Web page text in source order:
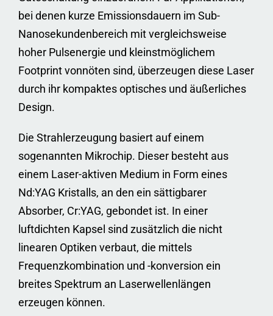
bei denen kurze Emissionsdauern im Sub-
Nanosekundenbereich mit vergleichsweise
hoher Pulsenergie und kleinstmöglichem
Footprint vonnöten sind, überzeugen diese Laser
durch ihr kompaktes optisches und äußerliches
Design.
Die Strahlerzeugung basiert auf einem
sogenannten Mikrochip. Dieser besteht aus
einem Laser-aktiven Medium in Form eines
Nd:YAG Kristalls, an den ein sättigbarer
Absorber, Cr:YAG, gebondet ist. In einer
luftdichten Kapsel sind zusätzlich die nicht
linearen Optiken verbaut, die mittels
Frequenzkombination und -konversion ein
breites Spektrum an Laserwellenlängen
erzeugen können.